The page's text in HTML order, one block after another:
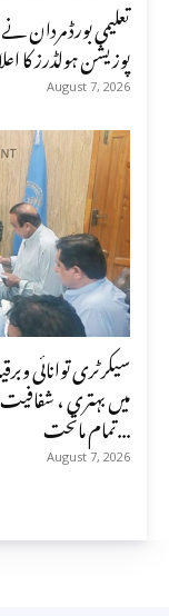
پوزیشن ہولڈرز کا
August 7, 2026
سیکرٹری توانائی
میں بہتری ،
تمام ماتحت...
August 7, 2026